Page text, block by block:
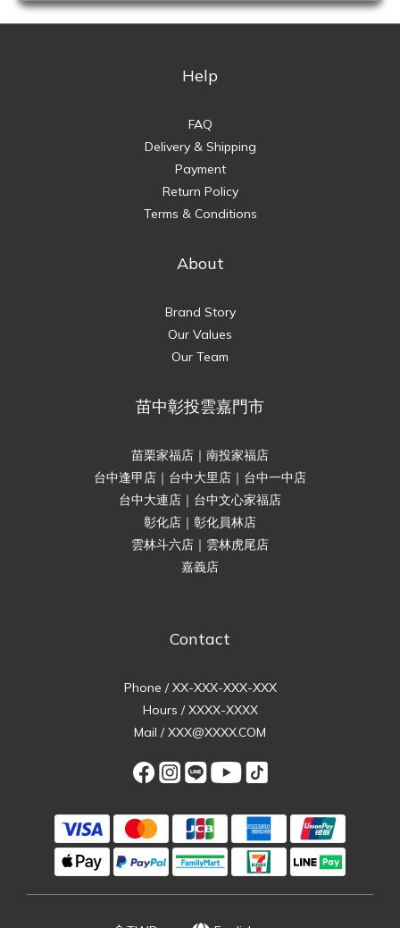
Help
FAQ
Delivery & Shipping
Payment
Return Policy
Terms & Conditions
About
Brand Story
Our Values
Our Team
苗中彰投雲嘉門市
苗栗家福店｜南投家福店
台中逢甲店｜台中大里店｜台中一中店
台中大連店｜台中文心家福店
彰化店｜彰化員林店
雲林斗六店｜雲林虎尾店
嘉義店
Contact
Phone / XX-XXX-XXX-XXX
Hours / XXXX-XXXX
Mail / XXX@XXXX.COM